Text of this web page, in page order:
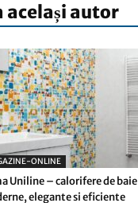
același autor
ONLINE
Uniline – calorifere de baie
elegante si eficiente